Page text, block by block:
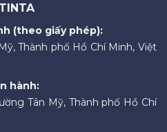
(theo giấy phép):
Thành phố Hồ Chí Minh, Việt
hành:
Tân Mỹ, Thành phố Hồ Chí